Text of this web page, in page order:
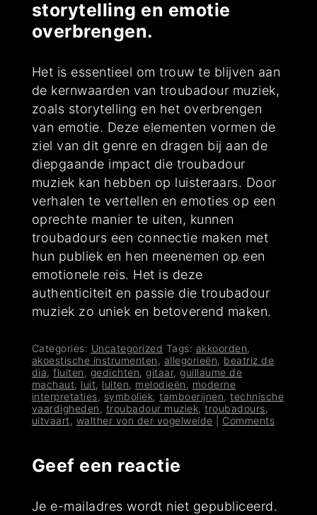
storytelling en emotie
overbrengen.
Het is essentieel om trouw te blijven aan
de kernwaarden van troubadour muziek,
zoals storytelling en het overbrengen
van emotie. Deze elementen vormen de
ziel van dit genre en dragen bij aan de
diepgaande impact die troubadour
muziek kan hebben op luisteraars. Door
verhalen te vertellen en emoties op een
oprechte manier te uiten, kunnen
troubadours een connectie maken met
hun publiek en hen meenemen op een
emotionele reis. Het is deze
authenticiteit en passie die troubadour
muziek zo uniek en betoverend maken.
Categories: Uncategorized Tags: akkoorden,
akoestische instrumenten , allegorieën, beatriz de
dia,fluiten , gedichten,gitaar,guillaume de
machaut, luit, luiten, melodieën , moderne
interpretaties, symboliek,tamboerijnen,technische
vaardigheden , troubadour muziek,troubadours,
uitvaart , walther von der vogelweide Comments
Geef een reactie
Je e-mailadres wordt niet gepubliceerd.